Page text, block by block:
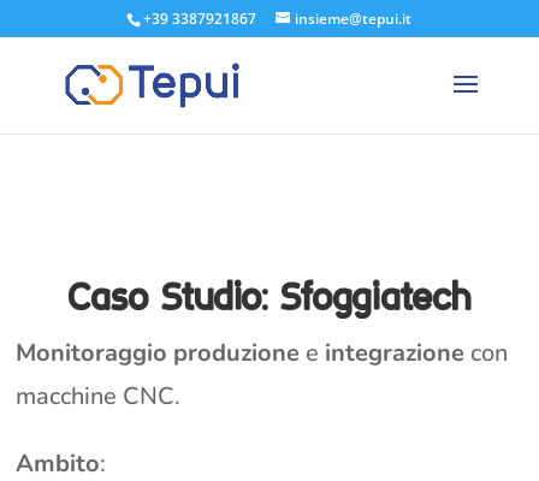
+39 3387921867 insieme@tepui.it
Caso Studio: Sfoggiatech
Monitoraggio produzione e integrazione con
macchine CNC.
Ambito: